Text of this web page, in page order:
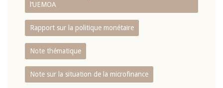
l‘UEMOA
Rapport sur la politique monétaire
Note thématique
Note sur la situation de la microfinance